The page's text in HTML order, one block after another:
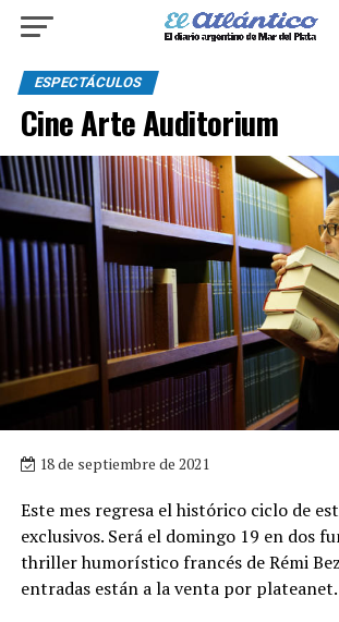
ESPECTÁCULOS
Cine Arte Auditorium
18 de septiembre de 2021
Este mes regresa el histórico ciclo de
exclusivos. Será el domingo 19 en dos
thriller humorístico francés de Rémi
entradas están a la venta por plateanet.